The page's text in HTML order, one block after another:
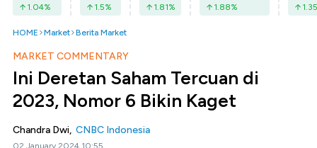
1.04% 1.5% 1.81% 1.88% 1.35
HOME Market Berita Market
MARKET COMMENTARY
Ini Deretan Saham Tercuan di
2023, Nomor 6 Bikin Kaget
Chandra Dwi, CNBC Indonesia
02 January 2024 10:55